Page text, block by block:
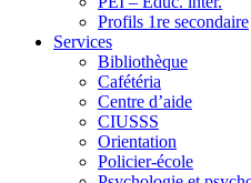
Profils 1re secondaire
Services
Bibliothèque
Cafétéria
Centre d’aide
CIUSSS
Orientation
Policier-école